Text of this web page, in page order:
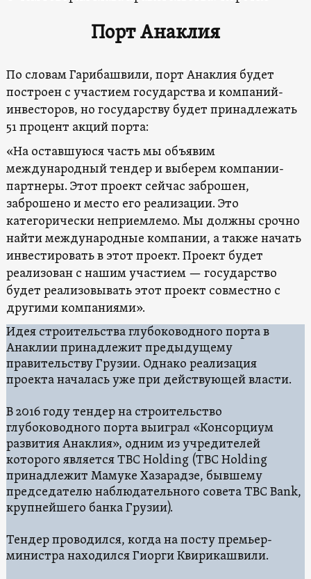
Порт Анаклия
По словам Гарибашвили, порт Анаклия будет
построен с участием государства и компаний-
инвесторов, но государству будет принадлежать
51 процент акций порта:
«На оставшуюся часть мы объявим
международный тендер и выберем компании-
партнеры. Этот проект сейчас заброшен,
заброшено и место его реализации. Это
категорически неприемлемо. Мы должны срочно
найти международные компании, а также начать
инвестировать в этот проект. Проект будет
реализован с нашим участием — государство
будет реализовывать этот проект совместно с
другими компаниями».
Идея строительства глубоководного порта в
Анаклии принадлежит предыдущему
правительству Грузии. Однако реализация
проекта началась уже при действующей власти.
В 2016 году тендер на строительство
глубоководного порта выиграл «Консорциум
развития Анаклия», одним из учредителей
которого является TBC Holding (TBC Holding
принадлежит Мамуке Хазарадзе, бывшему
председателю наблюдательного совета TBC Bank,
крупнейшего банка Грузии).
Тендер проводился, когда на посту премьер-
министра находился Гиорги Квирикашвили.